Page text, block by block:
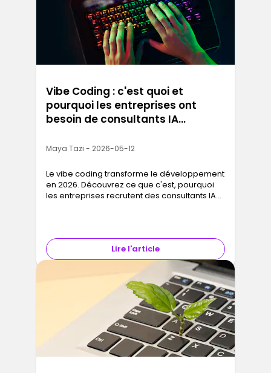
Vibe Coding : c'est quoi et
pourquoi les entreprises ont
besoin de consultants IA
Maya Tazi - 2026-05-12
Le vibe coding transforme le développement
en 2026. Découvrez ce que c'est, pourquoi
les entreprises recrutent des consultants IA
Lire l'article